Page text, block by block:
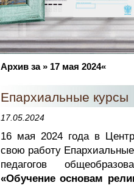
Архив за » 17 мая 2024«
Епархиальные курсы
17.05.2024
16 мая 2024 года в
свою работу
педагогов
«Обучение основам